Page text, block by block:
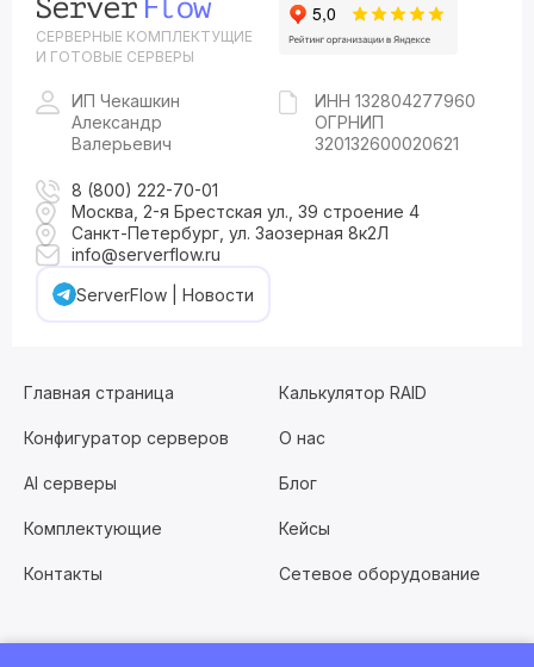
СЕРВЕРНЫЕ КОМПЛЕКТУЩИЕ
И ГОТОВЫЕ СЕРВЕРЫ
ИП Чекашкин
Александр
Валерьевич
ИНН 132804277960
ОГРНИП
320132600020621
8 (800) 222-70-01
Москва, 2-я Брестская ул., 39 строение 4
Санкт-Петербург, ул. Заозерная 8к2Л
info@serverflow.ru
ServerFlow | Новости
Главная страница Калькулятор RAID
Конфигуратор серверов О нас
AI серверы Блог
Комплектующие Кейсы
Контакты Сетевое оборудование